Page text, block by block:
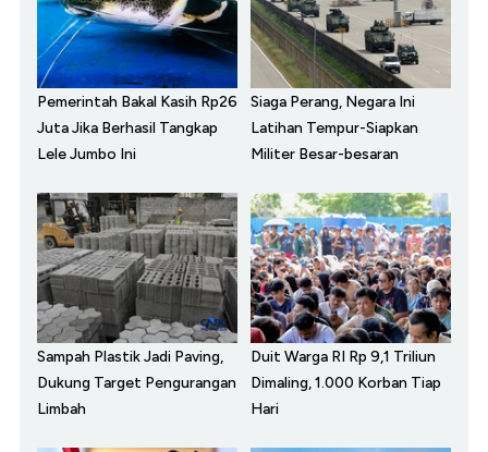
Pemerintah Bakal Kasih Rp26
Juta Jika Berhasil Tangkap
Lele Jumbo Ini
Siaga Perang, Negara Ini
Latihan Tempur-Siapkan
Militer Besar-besaran
Sampah Plastik Jadi Paving,
Dukung Target Pengurangan
Limbah
Duit Warga RI Rp 9,1 Triliun
Dimaling, 1.000 Korban Tiap
Hari